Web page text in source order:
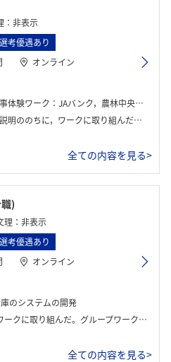
：非表示
考優遇あり
オンライン
林中央金庫それぞれへのシステム開発プロジェクトをマネジメントしよう
組んだ．また，ワークにはポイントが付き，チーム対抗戦であった．
全ての内容を見る>
)
理：非表示
考優遇あり
オンライン
のシステムの開発
だ。グループワークで判断を下し、答えもあった。
全ての内容を見る>